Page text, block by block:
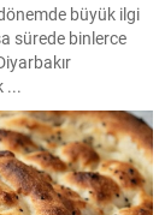
büyük ilgi
sürede binlerce
...